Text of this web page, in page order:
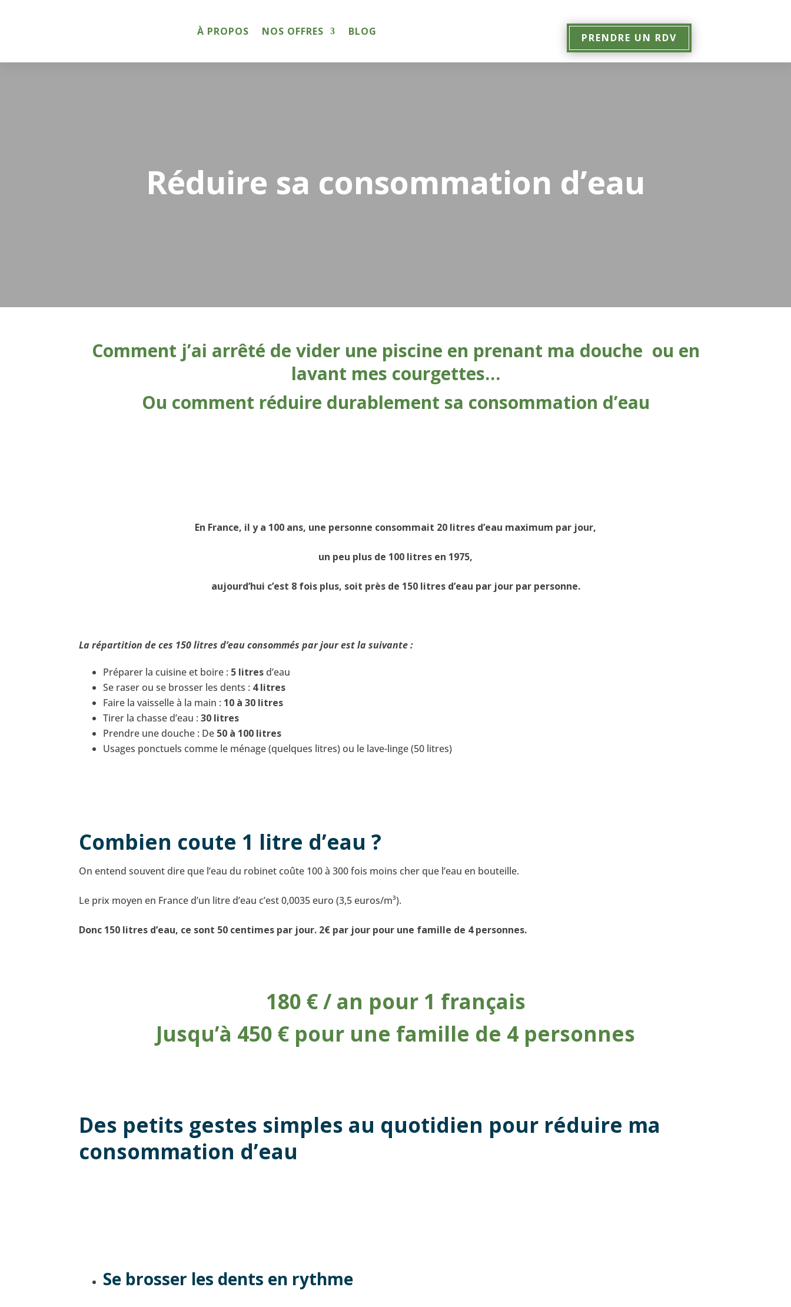
À PROPOS NOS OFFRES BLOG PRENDRE UN RDV
Réduire sa consommation d’eau
Comment j’ai arrêté de vider une piscine en prenant ma douche ou en
lavant mes courgettes…
Ou comment réduire durablement sa consommation d’eau
En France, il y a 100 ans, une personne consommait 20 litres d’eau maximum par jour,
un peu plus de 100 litres en 1975,
aujourd’hui c’est 8 fois plus, soit près de 150 litres d’eau par jour par personne.
La répartition de ces 150 litres d’eau consommés par jour est la suivante :
Préparer la cuisine et boire : 5 litresd’eau
Se raser ou se brosser les dents : 4 litres
Faire la vaisselle à la main : 10 à 30 litres
Tirer la chasse d’eau :30 litres
Prendre une douche : De 50 à 100 litres
Usages ponctuels comme le ménage (quelques litres) ou le lave-linge (50 litres)
Combien coute 1 litre d’eau ?
On entend souvent dire que l’eau du robinet coûte 100 à 300 fois moins cher que l’eau en bouteille.
Le prix moyen en France d’un litre d’eau c’est 0,0035 euro (3,5 euros/m³).
Donc 150 litres d’eau, ce sont 50 centimes par jour. 2€ par jour pour une famille de 4 personnes.
180 € / an pour 1 français
Jusqu’à 450 € pour une famille de 4 personnes
Des petits gestes simples au quotidien pour réduire ma
consommation d’eau
Se brosser les dents en rythme